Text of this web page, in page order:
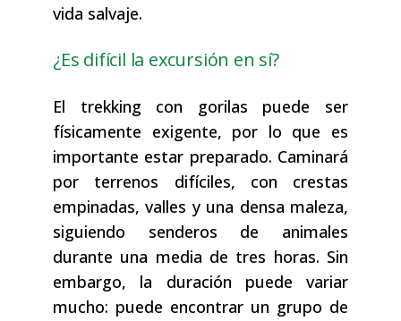
vida salvaje.
¿Es difícil la excursión en sí?
El trekking con gorilas puede ser
físicamente exigente, por lo que es
importante estar preparado. Caminará
por terrenos difíciles, con crestas
empinadas, valles y una densa maleza,
siguiendo senderos de animales
durante una media de tres horas. Sin
embargo, la duración puede variar
mucho: puede encontrar un grupo de